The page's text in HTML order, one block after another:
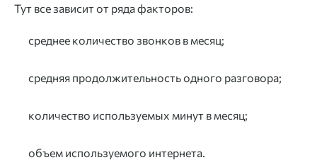
Тут все зависит от ряда факторов:
среднее количество звонков в месяц;
средняя продолжительность одного разговора;
количество используемых минут в месяц;
объем используемого интернета.